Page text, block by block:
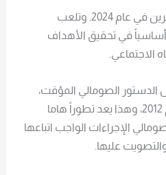
كما سيتم تعيين ثلاثة آلاف آخرين في عام 2024. وتلعب
أساسياً في تحقيق الأهداف
الاجتماعي.
الصومالي المؤقت،
الذي دخل حيز التنفيذ منذ عام 2012، وهذا يعد تطوراً هاما
الإجراءات الواجب اتباعها
عليها.